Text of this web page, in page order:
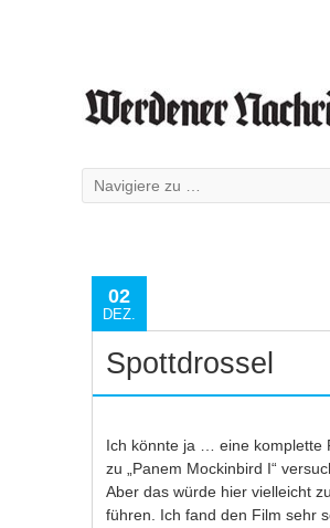
02
DEZ.
Spottdrossel
Ich könnte ja … eine komplette
zu „Panem Mockinbird I“
Aber das würde hier vielleicht
führen. Ich fand den Film sehr